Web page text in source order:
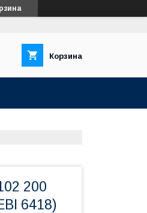
Корзина
200
6418)